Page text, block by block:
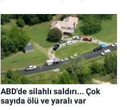
ABD'de silahlı saldırı... Çok
sayıda ölü ve yaralı var